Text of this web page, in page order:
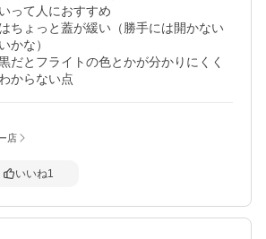
って人におすすめ
ちょっと蓋が緩い（勝手には開かない
かな）
だとフライトの色とかが分かりにくく
からない点
店
いいね1